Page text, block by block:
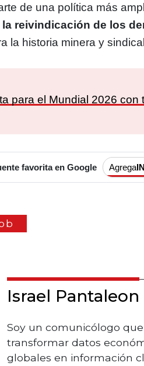
de una política más
reivindicación de los
la historia minera y
para el Mundial 2026
favorita en Google Agrega
Israel Pantaleon
Soy un comunicólogo
transformar datos
globales en información